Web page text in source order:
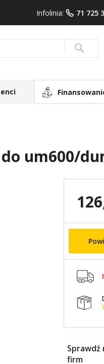
Infolinia: 71 725
Search
um600/


Sprawdź
firm